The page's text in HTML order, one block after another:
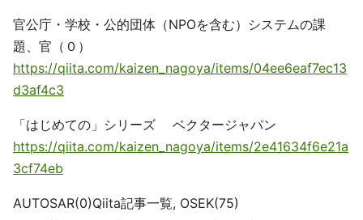
官公庁・学校・公的団体（NPOを含む）システムの課
題、官（０）
https://qiita.com/kaizen_nagoya/items/04ee6eaf7ec13
d3af4c3
「はじめての」シリーズ ベクタージャパン
https://qiita.com/kaizen_nagoya/items/2e41634f6e21a
3cf74eb
AUTOSAR(0)Qiita記事一覧, OSEK(75)